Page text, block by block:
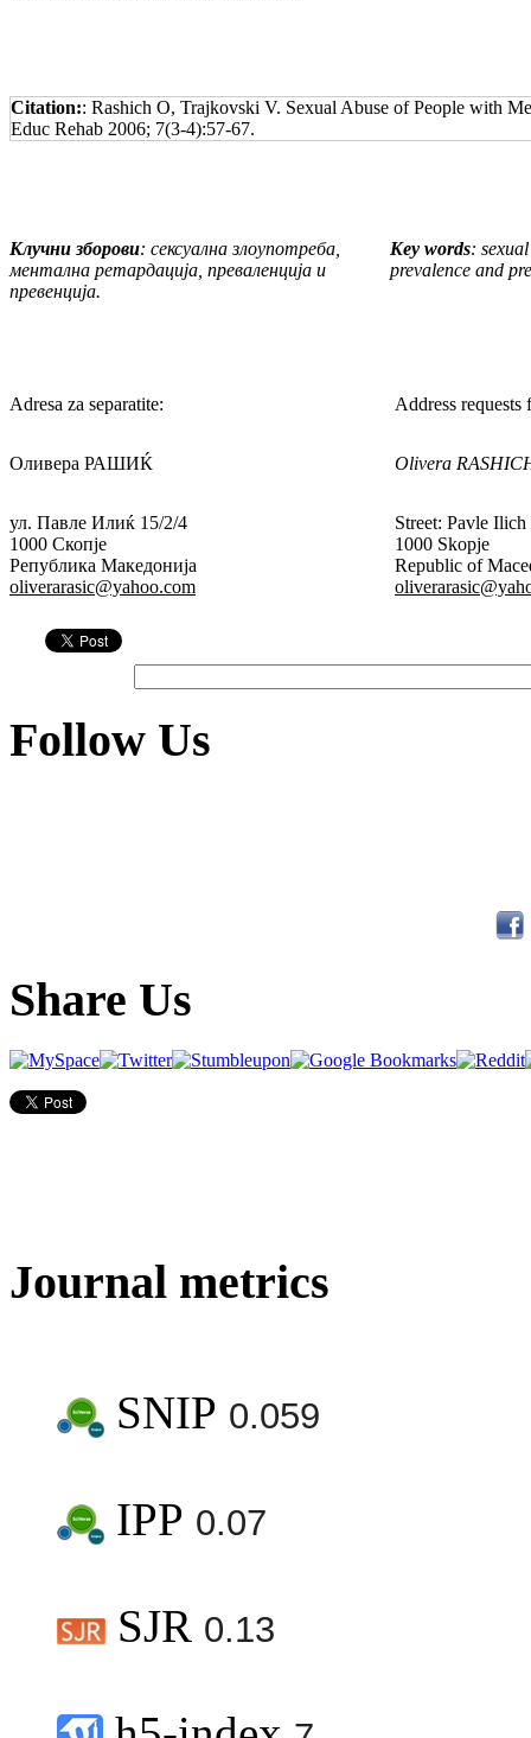
Citation:: Rashich O, Trajkovski V. Sexual Abuse of People with
Educ Rehab 2006; 7(3-4):57-67.
Клучни зборови: сексуалназлоупотреба,
ментална ретардација, преваленција и
превенција.
Key words:
prevalence and
Adresa za separatite: Address requests
Оливера РАШИЌ Olivera
ул. Павле Илиќ 15/2/4
1000 Скопје
Република Македонија
oliverarasic@yahoo.com
Street: Pavle
1000 Skopje
Republic of
Follow Us
Share Us
Journal metrics
SNIP 0.059
IPP 0.07
SJR 0.13